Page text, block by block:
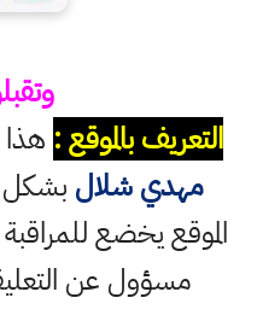
التعريف بالموقع : هذا
مهدي شلال بشكل
الموقع يخضع
مسؤول عن